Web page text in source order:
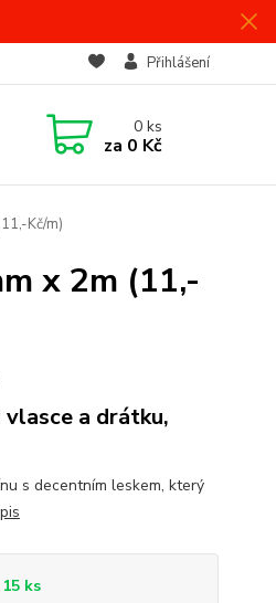
Přihlášení
0ks
za 0 Kč
Kč/m)
x 2m (11,-
a drátku,
s decentním leskem, který
ks